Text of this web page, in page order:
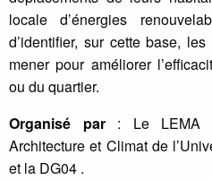
locale d’énergies
d’identifier, sur cette base,
mener pour améliorer
ou du quartier.
Organisé par: Le LEMA
Architecture et Climat de
et la DG04 .